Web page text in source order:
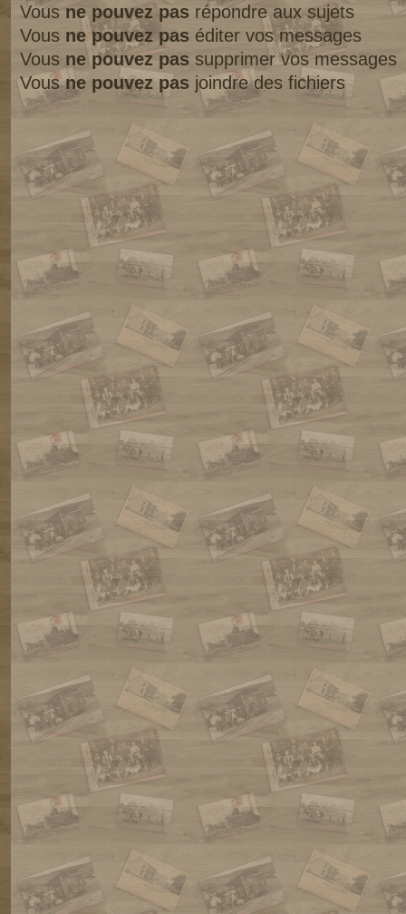
Vousne pouvez pas répondre aux sujets
Vous ne pouvez pas éditer vos messages
Vous ne pouvez pas supprimer vos messages
Vousne pouvez pas joindre des fichiers